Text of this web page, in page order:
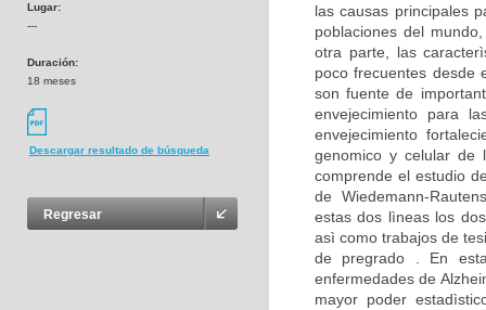
Lugar:
---
Duración:
18 meses
Descargar resultado de búsqueda
Regresar
las causas principales
poblaciones del
otra parte, las
poco frecuentes desde
son fuente de
envejecimiento para
envejecimiento
genomico y celular de
comprende el estudio
de Wiedemann-
estas dos lìneas los
asì como trabajos de
de pregrado . En
enfermedades de
mayor poder